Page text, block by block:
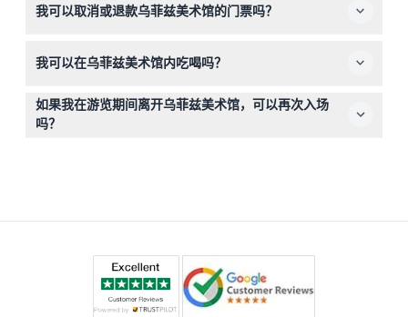
入场时间为下午5:30（可能会有变动——请在预订时确
我可以取消或退款乌菲兹美术馆的门票吗？
我可以在乌菲兹美术馆内吃喝吗？
馆内禁止携带外来食物和饮料，请提前做好安排。
如果我在游览期间离开乌菲兹美术馆，可以再次入场
吗？